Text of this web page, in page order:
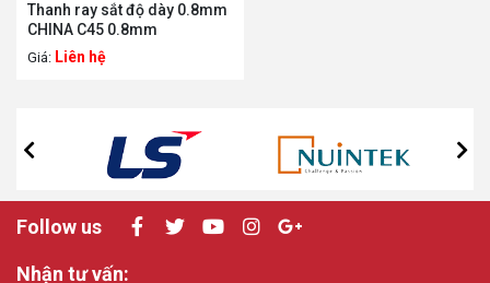
Thanh ray sắt độ dày 0.8mm
CHINA C45 0.8mm
Giá: Liên hệ
Follow us
Nhận tư vấn: